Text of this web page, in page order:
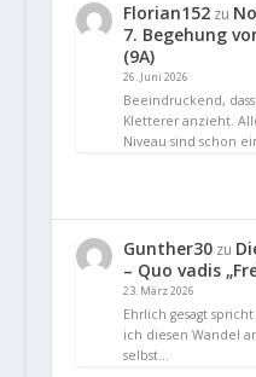
Florian152zu
7. Begehung
(9A)
26. Juni 2026
Beeindruckend,
Kletterer anzieht.
Niveau sind schon
Gunther30zu
– Quo vadis
23. März 2026
Ehrlich gesagt
ich diesen Wandel
selbst…